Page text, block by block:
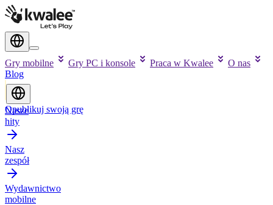
Gry mobilne Gry PC i konsole Praca w Kwalee
O nas
Blog
Opublikuj swoją grę
Nasze
hity
Nasz
zespół
Wydawnictwo
mobilne